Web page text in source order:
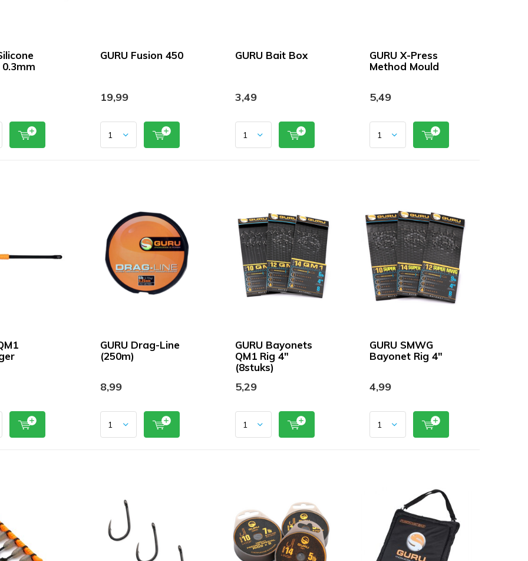
GURU Fusion 450
19,99
GURU Bait Box
3,49
GURU X-Press
Method Mould
5,49
GURU Drag-Line
(250m)
8,99
GURU Bayonets
QM1 Rig 4"
(8stuks)
5,29
GURU SMWG
Bayonet Rig 4"
4,99